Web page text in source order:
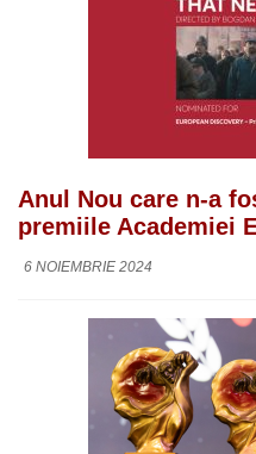
Anul Nou care n-a
premiile Academiei
6 NOIEMBRIE 2024